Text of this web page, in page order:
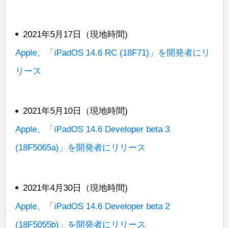
2021年5月17日（現地時間)
Apple、「iPadOS 14.6 RC (18F71)」を開発者にリ
リース
2021年5月10日（現地時間)
Apple、「iPadOS 14.6 Developer beta 3
(18F5065a)」を開発者にリリース
2021年4月30日（現地時間)
Apple、「iPadOS 14.6 Developer beta 2
(18F5055b)」を開発者にリリース